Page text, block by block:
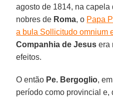
agosto de 1814, na
nobres de Roma, o Papa
a bula Sollicitudo omnium
Companhia de Jesus era
efeitos.
O então Pe. Bergoglio,
período como provincial e,